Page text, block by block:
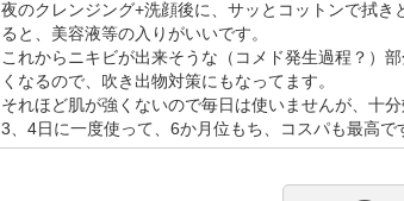
夜のクレンジング+洗顔後に、サッとコットンで拭き
ると、美容液等の入りがいいです。
これからニキビが出来そうな（コメド発生過程？）
くなるので、吹き出物対策にもなってます。
それほど肌が強くないので毎日は使いませんが、十分
3、4日に一度使って、6か月位もち、コスパも最高で